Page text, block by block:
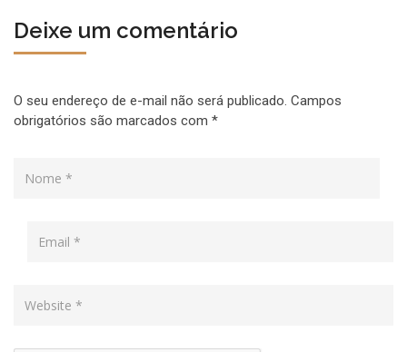
Deixe um comentário
O seu endereço de e-mail não será publicado. Campos
obrigatórios são marcados com *